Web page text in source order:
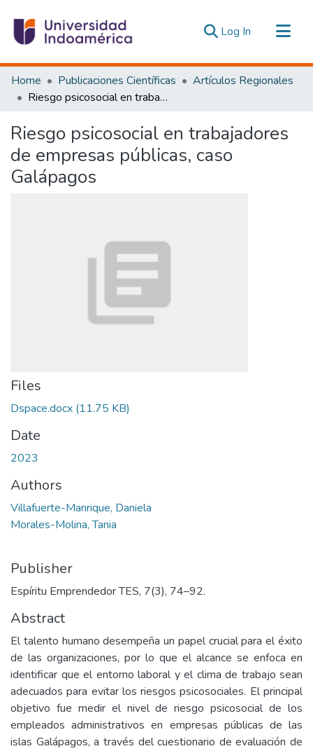
Log In (current)
Communities & Collections
All of DSpace
Estadísticas Externas
Home Publicaciones Científicas
Artículos Regionales
Riesgo psicosocial en trabajadores de empresas públicas, caso Galápagos
Riesgo psicosocial en trabajadores
de empresas públicas, caso
Galápagos
Files
Dspace.docx (11.75 KB)
Date
2023
Authors
Villafuerte-Manrique, Daniela
Morales-Molina, Tania
Publisher
Espí­ritu Emprendedor TES, 7(3), 74–92.
Abstract
El talento humano desempeña un papel crucial para el éxito
de las organizaciones, por lo que el alcance se enfoca en
identificar que el entorno laboral y el clima de trabajo sean
adecuados para evitar los riesgos psicosociales. El principal
objetivo fue medir el nivel de riesgo psicosocial de los
empleados administrativos en empresas públicas de las
islas Galápagos, a través del cuestionario de evaluación de